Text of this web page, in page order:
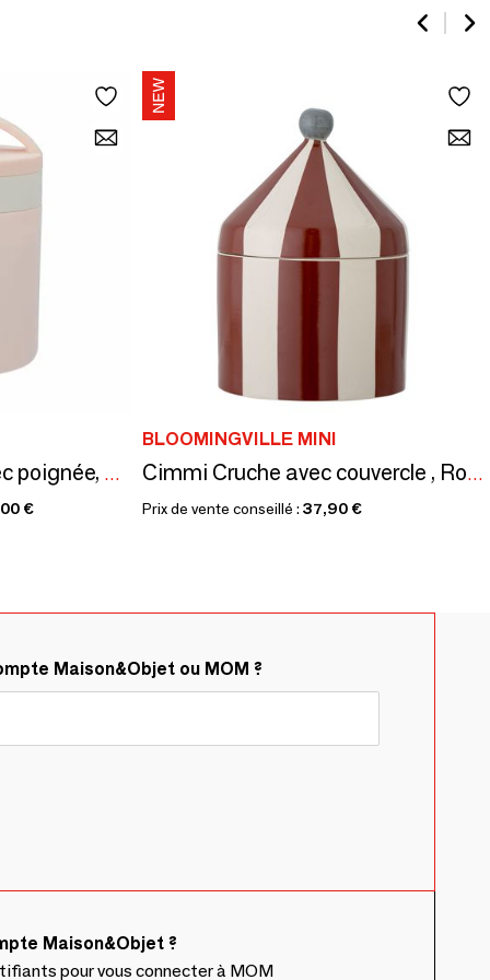
Lunch Box 300 ml avec poignée, acier inoxydable / SKATER
€
BLOOMINGVILLE MINI
Cimmi Cruche avec couvercle , Rouge, Grès
Prix de vente conseillé : 37,90 €
Maison&Objet ou MOM ?
Maison&Objet ?
pour vous connecter à MOM